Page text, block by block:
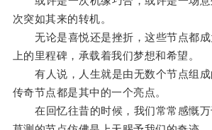
次突如其来的转机。
无论是喜悦还是挫折，这些节点都成
上的里程碑，承载着我们梦想和希望。
有人说，人生就是由无数个节点组成
传奇节点都是其中的一个亮点。
在回忆往昔的时候，我们常常感慨万